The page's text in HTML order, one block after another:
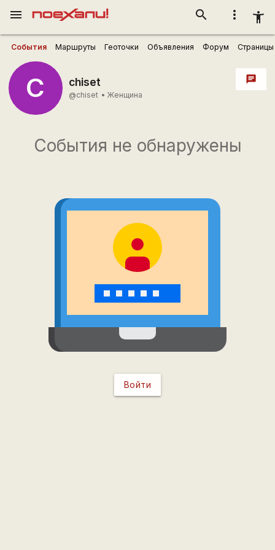
more_vert accessibility_new
search
menu
События Маршруты Геоточки Объявления Форум Страницы
C chiset
@chiset • Женщина
chat
События не обнаружены
Войти